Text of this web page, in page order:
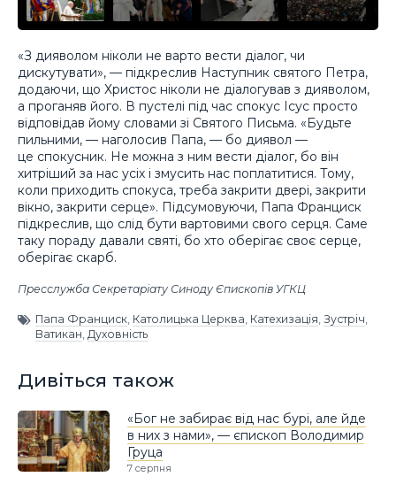
«З дияволом ніколи не варто вести діалог, чи
дискутувати», — підкреслив Наступник святого Петра,
додаючи, що Христос ніколи не діалогував з дияволом,
а проганяв його. В пустелі під час спокус Ісус просто
відповідав йому словами зі Святого Письма. «Будьте
пильними, — наголосив Папа, — бо диявол —
це спокусник. Не можна з ним вести діалог, бо він
хитріший за нас усіх і змусить нас поплатитися. Тому,
коли приходить спокуса, треба закрити двері, закрити
вікно, закрити серце». Підсумовуючи, Папа Франциск
підкреслив, що слід бути вартовими свого серця. Саме
таку пораду давали святі, бо хто оберігає своє серце,
оберігає скарб.
Пресслужба Секретаріату Синоду Єпископів УГКЦ
Папа Франциск, Католицька Церква, Катехизація, Зустріч,
Ватикан, Духовність
Дивіться також
«Бог не забирає від нас бурі, але йде
в них з нами», — єпископ Володимир
Груца
7 серпня